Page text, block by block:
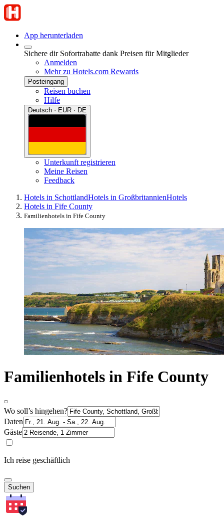
App herunterladen
Sichere dir Sofortrabatte dank Preisen für Mitglieder
Anmelden
Mehr zu Hotels.com Rewards
Posteingang
Reisen buchen
Hilfe
Deutsch · EUR · DE
Unterkunft registrieren
Meine Reisen
Feedback
Hotels in SchottlandHotels in GroßbritannienHotels
Hotels in Fife County
Familienhotels in Fife County
Familienhotels in Fife County
Wo soll’s hingehen?
Daten
Gäste
Ich reise geschäftlich
Suchen